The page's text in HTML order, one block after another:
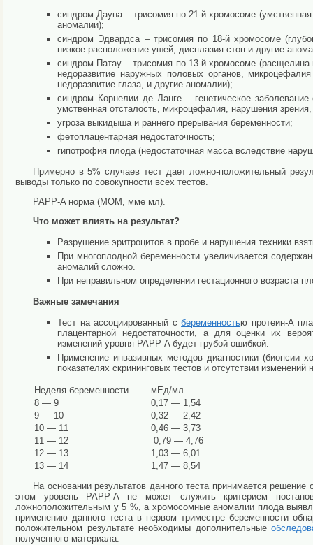
синдром Дауна – трисомия по 21-й хромосоме
аномалии);
синдром Эдвардса – трисомия по 18-й хромосоме
низкое расположение ушей, дисплазия стоп и другие
синдром Патау – трисомия по 13-й хромосоме
недоразвитие наружных половых органов,
недоразвитие глаза, и другие аномалии);
синдром Корнелии де Ланге – генетическое
умственная отсталость, микроцефалия, нарушения
угроза выкидыша и раннего прерывания беременности;
фетоплацентарная недостаточность;
гипотрофия плода (недостаточная масса вследствие
Примерно в 5% случаев тест дает ложно-положительный
выводы только по совокупности всех тестов.
PAPP-A норма (МОМ, мме мл).
Что может влиять на результат?
Разрушение эритроцитов в пробе и нарушения техники
При многоплодной беременности увеличивается
аномалий сложно.
При неправильном определении гестационного возраста
Важные замечания
Тест на ассоциированный сбеременностью протеин-А
плацентарной недостаточности, а для оценки их
изменений уровня PAPP-A будет грубой ошибкой.
Применение инвазивных методов диагностики (биопсии
показателях скрининговых тестов и отсутствии изменений
Неделя беременности
мЕд/мл
8 — 9
0,17 — 1,54
9 — 10
0,32 — 2,42
10 — 11
0,46 — 3,73
11 — 12
0,79 — 4,76
12 — 13
1,03 — 6,01
13 — 14
1,47 — 8,54
На основании результатов данного теста принимается
этом уровень PAPP-A не может служить критерием
ложноположительным у 5 %, а хромосомные аномалии плода
применению данного теста в первом триместре беременности
положительном результате необходимы дополнительные
полученного материала.